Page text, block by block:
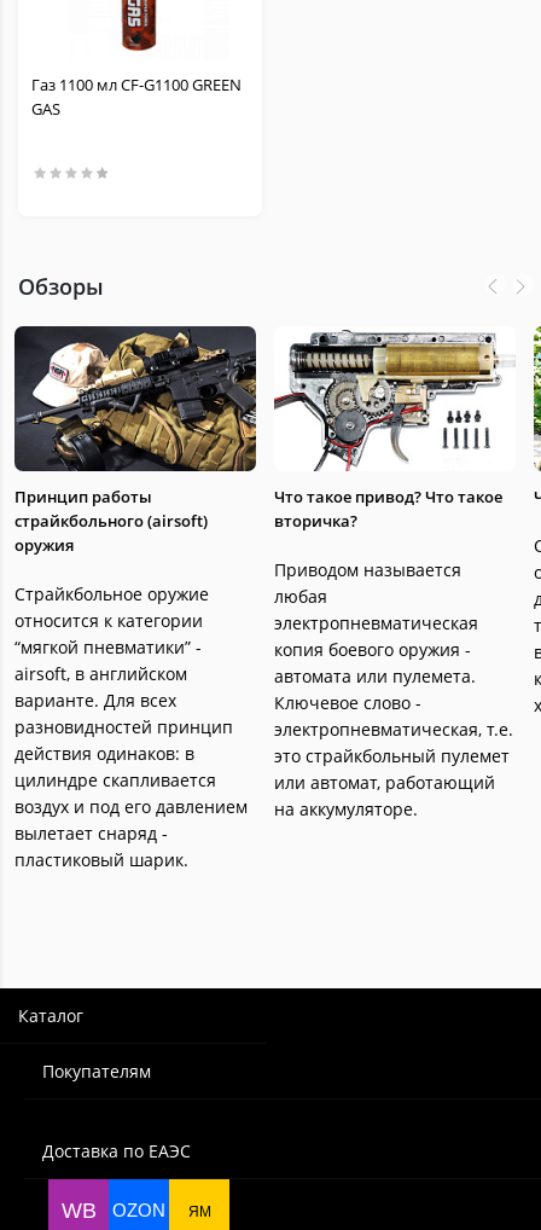
Газ 1100 мл CF-G1100 GREEN
GAS
Обзоры
Принцип работы
страйкбольного (airsoft)
оружия
Страйкбольное оружие
относится к категории
“мягкой пневматики” -
airsoft, в английском
варианте. Для всех
разновидностей принцип
действия одинаков: в
цилиндре скапливается
воздух и под его давлением
вылетает снаряд -
пластиковый шарик.
Что такое привод? Что такое
вторичка?
Приводом называется
любая
электропневматическая
копия боевого оружия -
автомата или пулемета.
Ключевое слово -
электропневматическая, т.е.
это страйкбольный пулемет
или автомат, работающий
на аккумуляторе.
Каталог
Покупателям
Доставка по ЕАЭС
WB OZON ЯМ